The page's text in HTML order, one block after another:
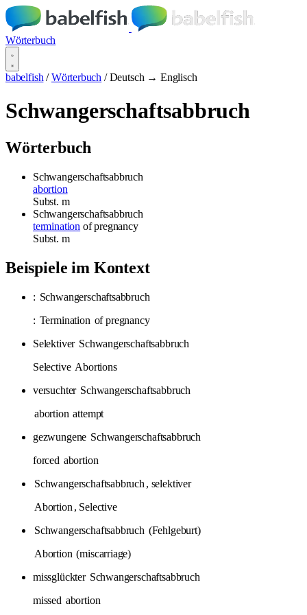
Wörterbuch
babelfish / Wörterbuch / Deutsch → Englisch
Schwangerschaftsabbruch
Wörterbuch
Schwangerschaftsabbruch
abortion
Subst. m
Schwangerschaftsabbruch
termination of pregnancy
Subst. m
Beispiele im Kontext
: Schwangerschaftsabbruch
: Termination of pregnancy
Selektiver Schwangerschaftsabbruch
Selective Abortions
versuchter Schwangerschaftsabbruch
abortion attempt
gezwungene Schwangerschaftsabbruch
forced abortion
Schwangerschaftsabbruch , selektiver
Abortion , Selective
Schwangerschaftsabbruch (Fehlgeburt)
Abortion (miscarriage)
missglückter Schwangerschaftsabbruch
missed abortion